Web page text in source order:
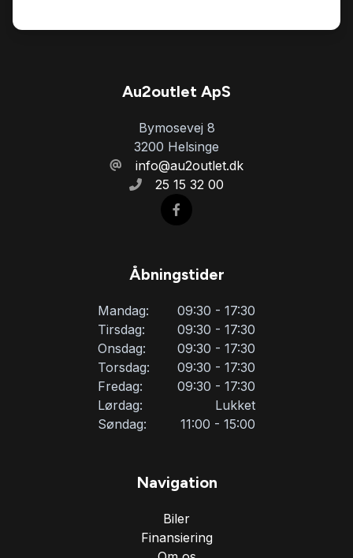
SD kortlæser
Træthedsregistrering
Tågelygter
Au2outlet ApS
Bymosevej 8
3200 Helsinge
info@au2outlet.dk
25 15 32 00
Åbningstider
Mandag:
09:30 - 17:30
Tirsdag:
09:30 - 17:30
Onsdag:
09:30 - 17:30
Torsdag:
09:30 - 17:30
Fredag:
09:30 - 17:30
Lørdag:
Lukket
Søndag:
11:00 - 15:00
Navigation
Biler
Finansiering